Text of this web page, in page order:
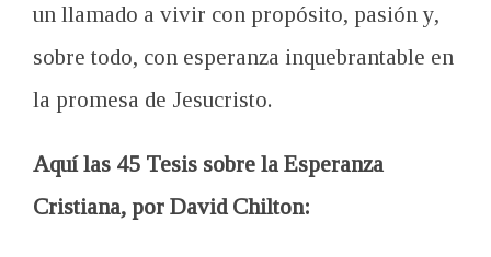
un llamado a vivir con propósito, pasión y,
sobre todo, con esperanza inquebrantable en
la promesa de Jesucristo.
Aquí las 45 Tesis sobre la Esperanza
Cristiana, por David Chilton: